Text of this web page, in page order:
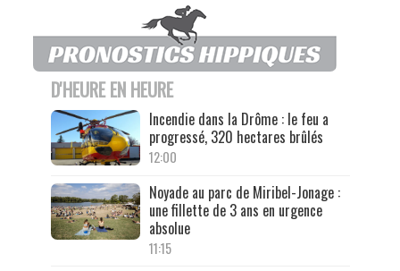
D'HEURE EN HEURE
Incendie dans la Drôme : le feu a
progressé, 320 hectares brûlés
12:00
Noyade au parc de Miribel-Jonage :
une fillette de 3 ans en urgence
absolue
11:15